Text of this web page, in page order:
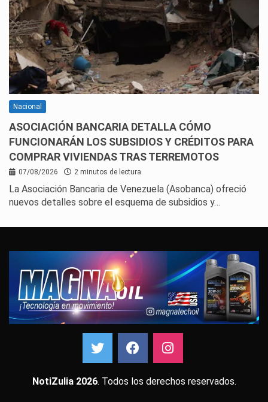
Nacional
ASOCIACIÓN BANCARIA DETALLA CÓMO
FUNCIONARÁN LOS SUBSIDIOS Y CRÉDITOS PARA
COMPRAR VIVIENDAS TRAS TERREMOTOS
07/08/2026 2 minutos de lectura
La Asociación Bancaria de Venezuela (Asobanca) ofreció
nuevos detalles sobre el esquema de subsidios y…
NotiZulia 2026. Todos los derechos reservados.